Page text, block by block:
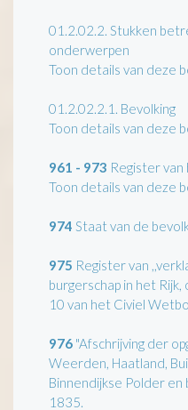
01.2.02.2. Stukken
onderwerpen
Toon details van deze
01.2.02.2.1. Bevolking
Toon details van deze
961 - 973 Register van
Toon details van deze
974 Staat van de
975 Register van
burgerschap in het
10 van het Civiel
976 "Afschrijving der
Weerden, Haatland,
Binnendijkse Polder en
1835.